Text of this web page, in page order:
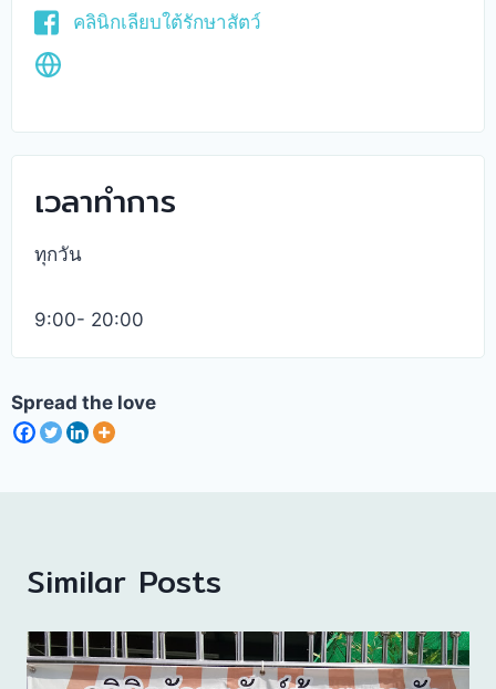
คลินิกเลียบใต้รักษาสัตว์
เวลาทำการ
ทุกวัน
9:00- 20:00
Spread the love
Similar Posts